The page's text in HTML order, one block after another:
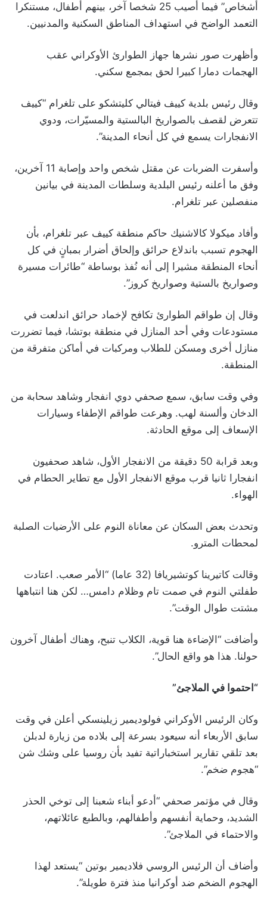
أشخاص” فيما أصيب 25 شخصا آخر، بينهم أطفال، مستنكرا
التعمد الواضح في استهداف المناطق السكنية والمدنيين.
وأظهرت صور نشرها جهاز الطوارئ الأوكراني عقب
الهجمات دمارا كبيرا لحق بمجمع سكني.
وقال رئيس بلدية كييف فيتالي كليتشكو على تلغرام “كييف
تتعرض لقصف بالصواريخ البالستية والمسيّرات، ودوي
الانفجارات يسمع في كل أنحاء المدينة”.
وأسفرت الضربات عن مقتل شخص واحد وإصابة 11 آخرين،
وفق ما أعلنه رئيس البلدية وسلطات المدينة في بيانين
منفصلين عبر تلغرام.
وأفاد ميكولا كالاشنيك حاكم منطقة كييف عبر تلغرام، بأن
الهجوم تسبب باندلاع حرائق وإلحاق أضرار بمبانٍ في كل
أنحاء المنطقة مشيرا إلى أنه نُفذ بوساطة “طائرات مسيرة
وصواريخ بالستية وصواريخ كروز”.
وقال إن طواقم الطوارئ تكافح لإخماد حرائق اندلعت في
مستودعات وفي أحد المنازل في منطقة بوتشا، فيما تضررت
منازل أخرى ومسكن للطلاب ومركبات في أماكن متفرقة من
المنطقة.
وفي وقت سابق، سمع صحفي دوي انفجار وشاهد سحابة من
الدخان وألسنة لهب. وهرعت طواقم الإطفاء وسيارات
الإسعاف إلى موقع الحادثة.
وبعد قرابة 50 دقيقة من الانفجار الأول، شاهد صحفيون
انفجارا ثانيا قرب موقع الانفجار الأول مع تطاير الحطام في
الهواء.
وتحدث بعض السكان عن معاناة النوم على الأرضيات الصلبة
لمحطات المترو.
وقالت كاتيرينا كوتشيريافا (32 عاما) “الأمر صعب. اعتادت
طفلتي النوم في صمت تام وظلام دامس… لكن هنا انتباهها
مشتت طوال الوقت”.
وأضافت “الإضاءة هنا قوية، الكلاب تنبح، وهناك أطفال آخرون
حولنا. هذا هو واقع الحال”.
“احتموا في الملاجئ”
وكان الرئيس الأوكراني فولوديمير زيلينسكي أعلن في وقت
سابق الأربعاء أنه سيعود بسرعة إلى بلاده من زيارة لدبلن
بعد تلقي تقارير استخباراتية تفيد بأن روسيا على وشك شن
“هجوم ضخم”.
وقال في مؤتمر صحفي “أدعو أبناء شعبنا إلى توخي الحذر
الشديد، وحماية أنفسهم وأطفالهم، وبالطبع عائلاتهم،
والاحتماء في الملاجئ”.
وأضاف أن الرئيس الروسي فلاديمير بوتين “يستعد لهذا
الهجوم الضخم ضد أوكرانيا منذ فترة طويلة”.